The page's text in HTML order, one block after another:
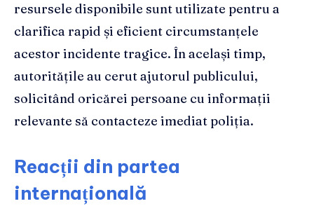
resursele disponibile sunt utilizate pentru a
clarifica rapid și eficient circumstanțele
acestor incidente tragice. În același timp,
autoritățile au cerut ajutorul publicului,
solicitând oricărei persoane cu informații
relevante să contacteze imediat poliția.
Reacții din partea
internațională